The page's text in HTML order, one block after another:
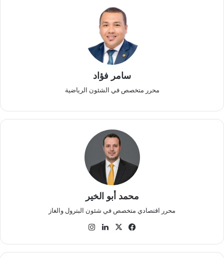
سامر فؤاد
محرر متخصص في الشئون الرياضية
محمد أبو الخير
محرر اقتصادي متخصص في شئون البترول والغاز
فيسبوك
‫X لينكدإن